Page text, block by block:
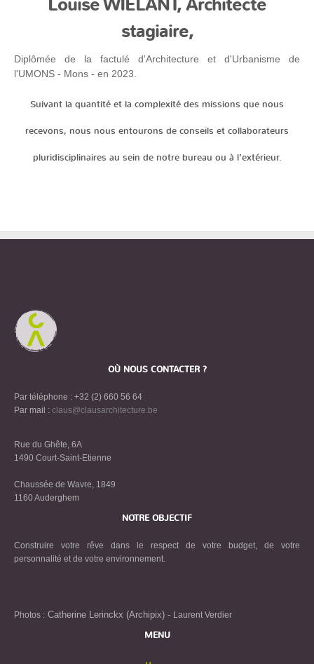
Louise WIELANT, Architecte
stagiaire,
Diplômée de la factulé d'Architecture et d'Urbanisme de
l'UMONS - Mons - en 2023.
Suivant la quantité et la complexité des missions que nous
recevons, nous nous entourons de conseils et collaborateurs
pluridisciplinaires au sein de notre bureau ou à l’extérieur.
OÙ NOUS CONTACTER ?
Par téléphone : +32 (2) 660 56 64
Par mail : claus@clausarchitecture.be
Rue du Ghête, 6A
1490 Court-Saint-Etienne
Chaussée de Wavre, 1849
1160 Auderghem
NOTRE OBJECTIF
Construire votre rêve dans le respect de votre budget, de votre
personnalité et de votre environnement.
Photos : Catherine Lerinckx (Archipix) - Laurent Verdier
MENU